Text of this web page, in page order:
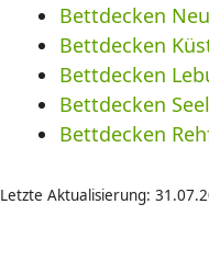
Bettdecken
Bettdecken
Bettdecken
Bettdecken
Bettdecken
Letzte Aktualisierung: